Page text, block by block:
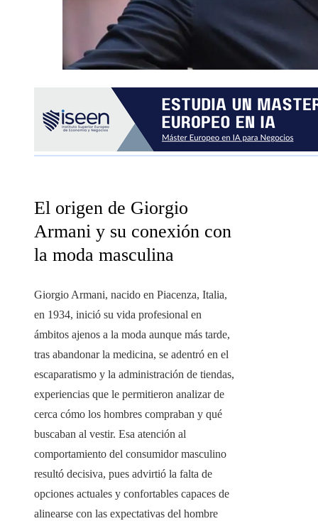
El origen de Giorgio
Armani y su conexión con
la moda masculina
Giorgio Armani, nacido en Piacenza, Italia,
en 1934, inició su vida profesional en
ámbitos ajenos a la moda aunque más tarde,
tras abandonar la medicina, se adentró en el
escaparatismo y la administración de tiendas,
experiencias que le permitieron analizar de
cerca cómo los hombres compraban y qué
buscaban al vestir. Esa atención al
comportamiento del consumidor masculino
resultó decisiva, pues advirtió la falta de
opciones actuales y confortables capaces de
alinearse con las expectativas del hombre